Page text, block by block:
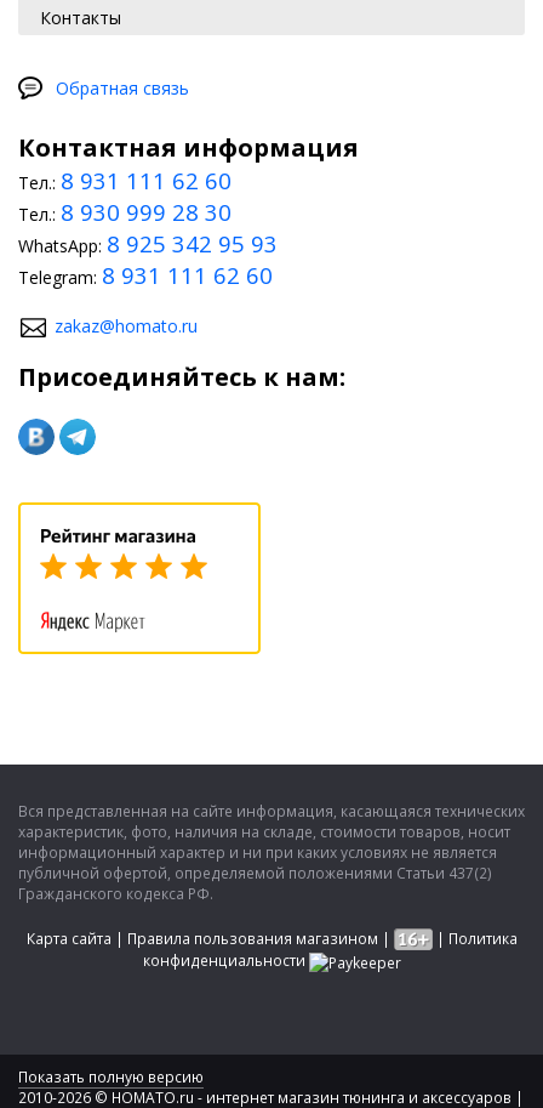
Контакты
Обратная связь
Контактная информация
Тел.: 8 931 111 62 60
Тел.: 8 930 999 28 30
WhatsApp: 8 925 342 95 93
Telegram: 8 931 111 62 60
zakaz@homato.ru
Присоединяйтесь к нам:
Вся представленная на сайте информация, касающаяся технических
характеристик, фото, наличия на складе, стоимости товаров, носит
информационный характер и ни при каких условиях не является
публичной офертой, определяемой положениями Статьи 437(2)
Гражданского кодекса РФ.
Карта сайта | Правила пользования магазином | | Политика
конфиденциальности
Показать полную версию
2010-2026 © HOMATO.ru - интернет магазин тюнинга и аксессуаров |